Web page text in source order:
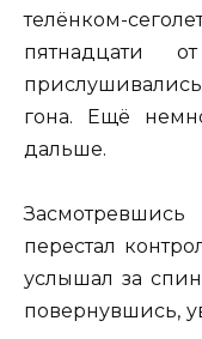
телёнком-
пятнадцати
гона. Ещё
дальше.
перестал
услышал за
повернувшись,